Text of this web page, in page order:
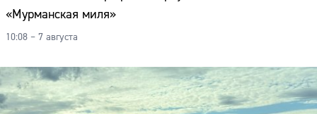
«Мурманская миля»
10:08 – 7 августа